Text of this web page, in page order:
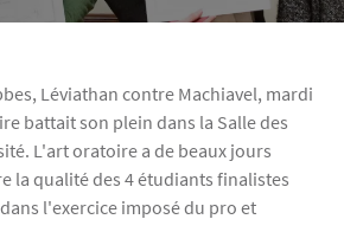
Léviathan contre Machiavel, mardi
battait son plein dans la Salle des
L'art oratoire a de beaux jours
la qualité des 4 étudiants finalistes
l'exercice imposé du pro et